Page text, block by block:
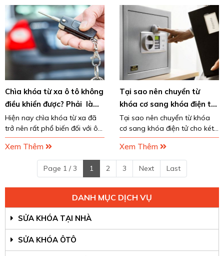
nhanh nhất nhé! Sửa khóa
868 sẽ...
gọn, có nhiều tính năng nổi
trội, dễ sử dụng và
Chìa khóa từ xa ô tô không
điều khiển được? Phải làm
sao?
Hiện nay chìa khóa từ xa đã
trở nên rất phổ biến đối với ô
tô và hầu như nó đã thay thế
hoàn toàn cho các loại chìa
khóa truyền thống trước đây...
Xem Thêm
Tại sao nên chuyển từ
khóa cơ sang khóa điện tử
cho két sắt?
Tại sao nên chuyển từ khóa
cơ sang khóa điện tử cho két
sắt? Xem ngay bài viết sau
đây để tìm ra câu trả lời
nhanh và chính xác nhất nhé!
Xem Thêm
Page 1 / 3 1 2 3 Next Last
DANH MỤC DỊCH VỤ
SỬA KHÓA TẠI NHÀ
SỬA KHÓA ÔTÔ